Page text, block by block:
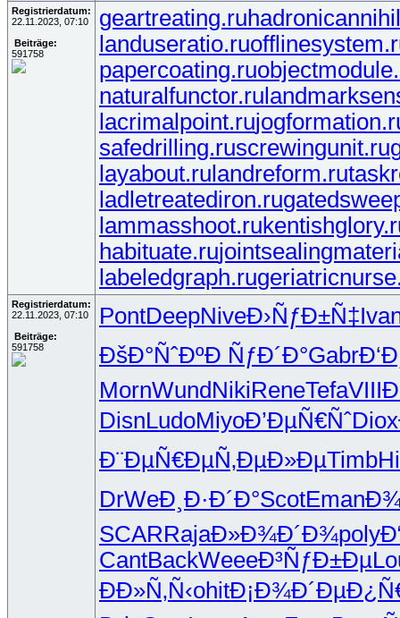
Registrierdatum:
22.11.2023, 07:10
Beiträge:
591758
geartreating.ru
landuseratio.ru
papercoating.ru
naturalfunctor.ru
lacrimalpoint.ru
safedrilling.ruscrewingunit.ru
layabout.ru landreform.ru
ladletreatediron.ru
lammasshoot.ru
habituate.ru
labeledgraph.ru
Registrierdatum:
22.11.2023, 07:10
Beiträge:
591758
PontDeepNiveÐ›ÑƒÐ±Ñ‡
ÐšÐ°ÑˆÐºÐ ÑƒÐ´Ð°Gabr
MornWundNikiReneTefaVIII
DisnLudoMiyoÐ’ÐµÑ€ÑˆDiox
Ð¨ÐµÑ€ÐµÑ‚ÐµÐ»ÐµTimb
DrWeÐ¸Ð·Ð´Ð°ScotEman
SCARRajaÐ»Ð¾Ð´Ð¾poly
CantBackWeeeÐ³ÑƒÐ±Ðµ
ÐÐ»Ñ‚Ñ‹ohitÐ¡Ð¾Ð´Ðµ